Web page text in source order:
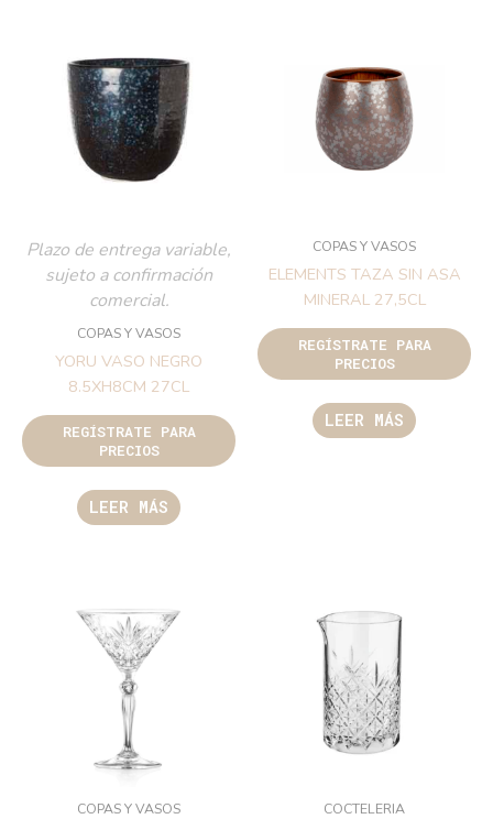
Plazo de entrega variable,
sujeto a confirmación
comercial.
COPAS Y VASOS
YORU VASO NEGRO
8.5XH8CM 27CL
REGÍSTRATE PARA
PRECIOS
LEER MÁS
COPAS Y VASOS
ELEMENTS TAZA SIN ASA
MINERAL 27,5CL
REGÍSTRATE PARA
PRECIOS
LEER MÁS
COPAS Y VASOS COCTELERIA